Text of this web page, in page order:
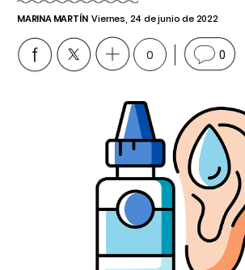
MARINA MARTÍN Viernes, 24 de junio de 2022
0 0